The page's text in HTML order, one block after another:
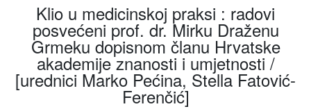
Klio u medicinskoj praksi : radovi
posvećeni prof. dr. Mirku Draženu
Grmeku dopisnom članu Hrvatske
akademije znanosti i umjetnosti /
[urednici Marko Pećina, Stella Fatović-
Ferenčić]